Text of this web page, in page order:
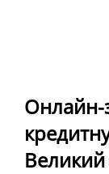
Онлайн-